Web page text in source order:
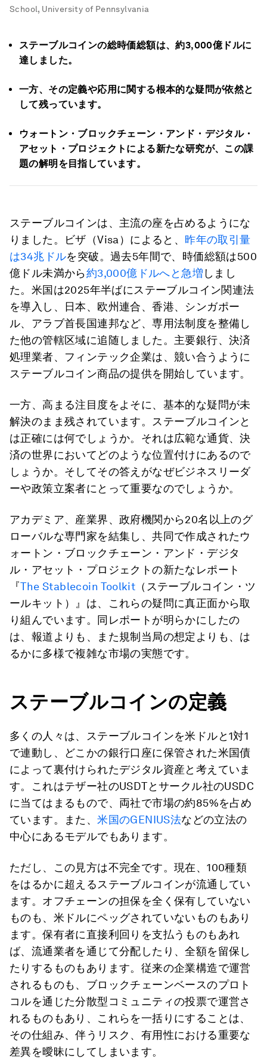
School, University of Pennsylvania
ステーブルコインの総時価総額は、約3,000億ドルに
達しました。
一方、その定義や応用に関する根本的な疑問が依然と
して残っています。
ウォートン・ブロックチェーン・アンド・デジタル・
アセット・プロジェクトによる新たな研究が、この課
題の解明を目指しています。
ステーブルコインは、主流の座を占めるようにな
りました。ビザ（Visa）によると、 昨年の取引量
は34兆ドルを突破。過去5年間で、時価総額は500
億ドル未満から約3,000億ドルへと急増 しまし
た。米国は2025年半ばにステーブルコイン関連法
を導入し、日本、欧州連合、香港、シンガポー
ル、アラブ首長国連邦など、専用法制度を整備し
た他の管轄区域に追随しました。主要銀行、決済
処理業者、フィンテック企業は、競い合うように
ステーブルコイン商品の提供を開始しています。
一方、高まる注目度をよそに、基本的な疑問が未
解決のまま残されています。ステーブルコインと
は正確には何でしょうか。それは広範な通貨、決
済の世界においてどのような位置付けにあるので
しょうか。そしてその答えがなぜビジネスリーダ
ーや政策立案者にとって重要なのでしょうか。
アカデミア、産業界、政府機関から20名以上のグ
ローバルな専門家を結集し、共同で作成されたウ
ォートン・ブロックチェーン・アンド・デジタ
ル・アセット・プロジェクトの新たなレポート
『The Stablecoin Toolkit （ステーブルコイン・ツ
ールキット）』は、これらの疑問に真正面から取
り組んでいます。同レポートが明らかにしたの
は、報道よりも、また規制当局の想定よりも、は
るかに多様で複雑な市場の実態です。
ステーブルコインの定義
多くの人々は、ステーブルコインを米ドルと1対1
で連動し、どこかの銀行口座に保管された米国債
によって裏付けられたデジタル資産と考えていま
す。これはテザー社のUSDTとサークル社のUSDC
に当てはまるもので、両社で市場の約85%を占め
ています。また、米国のGENIUS法などの立法の
中心にあるモデルでもあります。
ただし、この見方は不完全です。現在、100種類
をはるかに超えるステーブルコインが流通してい
ます。オフチェーンの担保を全く保有していない
ものも、米ドルにペッグされていないものもあり
ます。保有者に直接利回りを支払うものもあれ
ば、流通業者を通じて分配したり、全額を留保し
たりするものもあります。従来の企業構造で運営
されるものも、ブロックチェーンベースのプロト
コルを通じた分散型コミュニティの投票で運営さ
れるものもあり、これらを一括りにすることは、
その仕組み、伴うリスク、有用性における重要な
差異を曖昧にしてしまいます。